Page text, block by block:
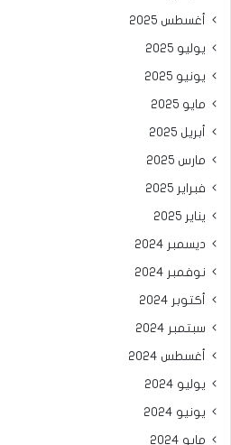
أغسطس 2025
يوليو 2025
يونيو 2025
مايو 2025
أبريل 2025
مارس 2025
فبراير 2025
يناير 2025
ديسمبر 2024
نوفمبر 2024
أكتوبر 2024
سبتمبر 2024
أغسطس 2024
يوليو 2024
يونيو 2024
مايو 2024